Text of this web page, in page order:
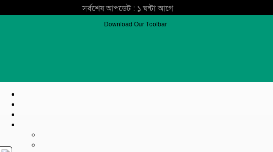
সর্বশেষ আপডেট : ১ ঘন্টা আগে
Download Our Toolbar